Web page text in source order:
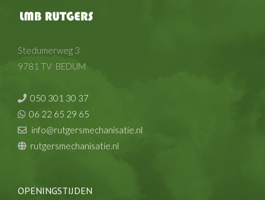
Stedumerweg 3
9781 TV BEDUM
050 301 30 37
06 22 65 29 65
info@rutgersmechanisatie.nl
rutgersmechanisatie.nl
OPENINGSTIJDEN